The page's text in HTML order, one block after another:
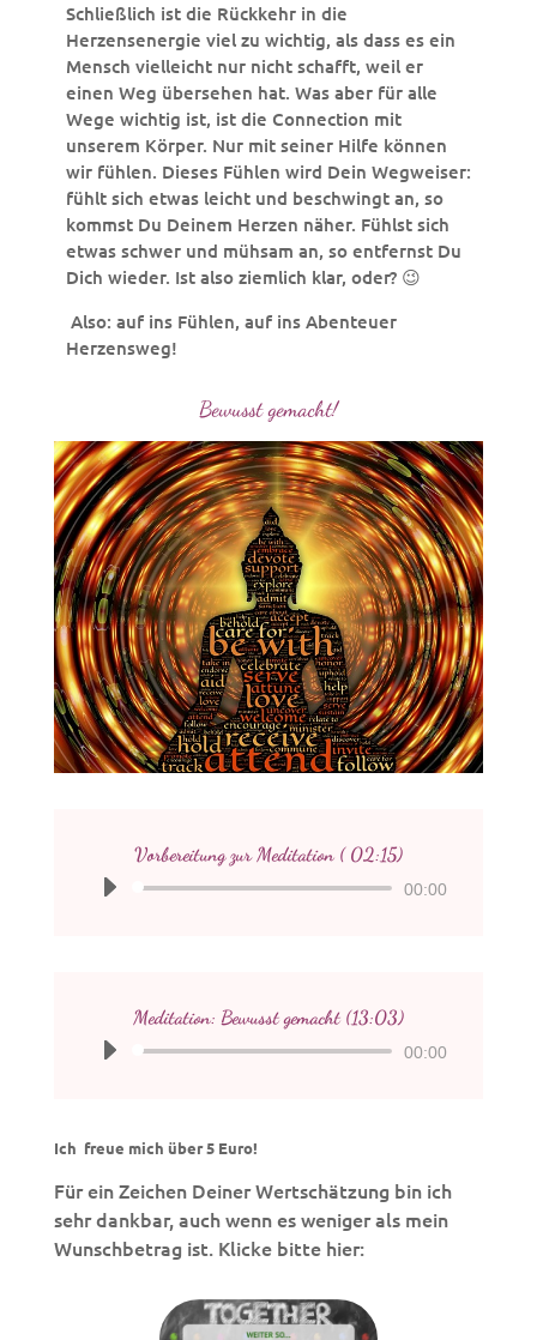
Schließlich ist die Rückkehr in die
Herzensenergie viel zu wichtig, als dass es ein
Mensch vielleicht nur nicht schafft, weil er
einen Weg übersehen hat. Was aber für alle
Wege wichtig ist, ist die Connection mit
unserem Körper. Nur mit seiner Hilfe können
wir fühlen. Dieses Fühlen wird Dein Wegweiser:
fühlt sich etwas leicht und beschwingt an, so
kommst Du Deinem Herzen näher. Fühlst sich
etwas schwer und mühsam an, so entfernst Du
Dich wieder. Ist also ziemlich klar, oder? 😉
Also: auf ins Fühlen, auf ins Abenteuer
Herzensweg!
Bewusst gemacht!
Vorbereitung zur Meditation ( 02:15)
Audio-
00:00
Meditation: Bewusst gemacht (13:03)
Audio-
00:00
Ich freue mich über 5 Euro!
Für ein Zeichen Deiner Wertschätzung bin ich
sehr dankbar, auch wenn es weniger als mein
Wunschbetrag ist. Klicke bitte hier: